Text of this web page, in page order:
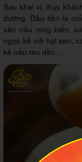
Sau khai vị, thực
dưỡng. Đầu tiên là
sản nấu rong biển,
ngọc kê với hạt sen,
kê nấu rau dền…